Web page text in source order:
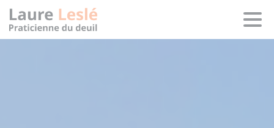
Panneau de gestion des cookies